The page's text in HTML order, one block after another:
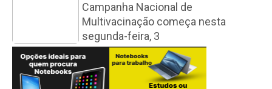
Campanha Nacional de
Multivacinação começa nesta
segunda-feira, 3